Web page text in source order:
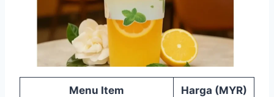
Menu Item Harga (MYR)